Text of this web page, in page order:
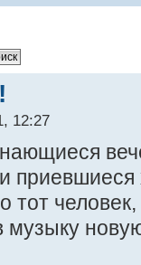
12:27
тот
музыку